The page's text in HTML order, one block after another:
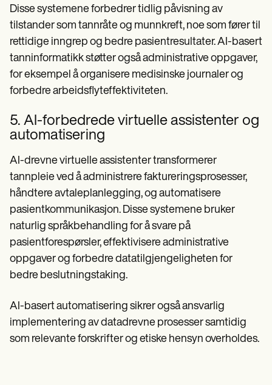
Disse systemene forbedrer tidlig påvisning av
tilstander som tannråte og munnkreft, noe som fører til
rettidige inngrep og bedre pasientresultater. AI-basert
tanninformatikk støtter også administrative oppgaver,
for eksempel å organisere medisinske journaler og
forbedre arbeidsflyteffektiviteten.
5. AI-forbedrede virtuelle assistenter og
automatisering
AI-drevne virtuelle assistenter transformerer
tannpleie ved å administrere faktureringsprosesser,
håndtere avtaleplanlegging, og automatisere
pasientkommunikasjon. Disse systemene bruker
naturlig språkbehandling for å svare på
pasientforespørsler, effektivisere administrative
oppgaver og forbedre datatilgjengeligheten for
bedre beslutningstaking.
AI-basert automatisering sikrer også ansvarlig
implementering av datadrevne prosesser samtidig
som relevante forskrifter og etiske hensyn overholdes.